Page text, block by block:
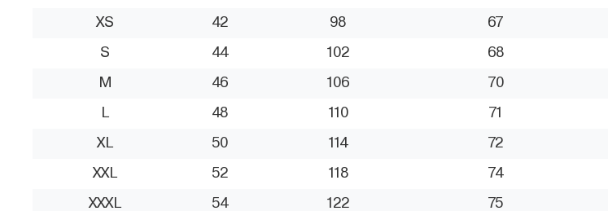
XS 42 98 67
S 44 102 68
M 46 106 70
L 48 110 71
XL 50 114 72
XXL 52 118 74
XXXL 54 122 75